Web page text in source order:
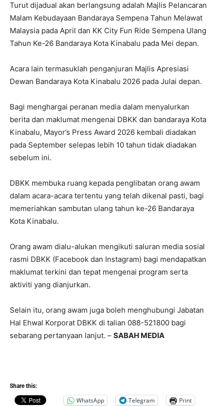
Turut dijadual akan berlangsung adalah Majlis Pelancaran
Malam Kebudayaan Bandaraya Sempena Tahun Melawat
Malaysia pada April dan KK City Fun Ride Sempena Ulang
Tahun Ke-26 Bandaraya Kota Kinabalu pada Mei depan.
Acara lain termasuklah penganjuran Majlis Apresiasi
Dewan Bandaraya Kota Kinabalu 2026 pada Julai depan.
Bagi menghargai peranan media dalam menyalurkan
berita dan maklumat mengenai DBKK dan bandaraya Kota
Kinabalu, Mayor’s Press Award 2026 kembali diadakan
pada September selepas lebih 10 tahun tidak diadakan
sebelum ini.
DBKK membuka ruang kepada penglibatan orang awam
dalam acara-acara tertentu yang telah dikenal pasti, bagi
memeriahkan sambutan ulang tahun ke-26 Bandaraya
Kota Kinabalu.
Orang awam dialu-alukan mengikuti saluran media sosial
rasmi DBKK (Facebook dan Instagram) bagi mendapatkan
maklumat terkini dan tepat mengenai program serta
aktiviti yang dianjurkan.
Selain itu, orang awam juga boleh menghubungi Jabatan
Hal Ehwal Korporat DBKK di talian 088-521800 bagi
sebarang pertanyaan lanjut. – SABAH MEDIA
Share this:
WhatsApp Telegram Print